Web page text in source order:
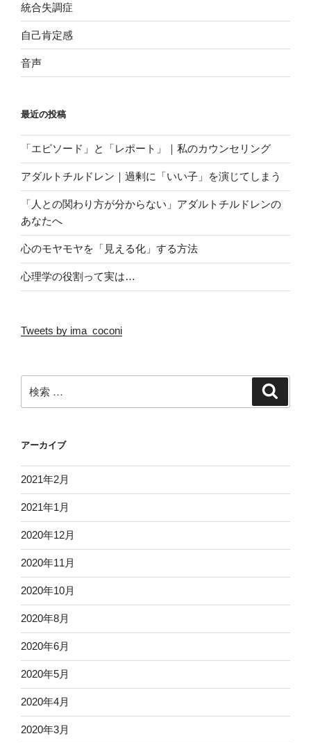
統合失調症
自己肯定感
音声
最近の投稿
「エピソード」と「レポート」｜私のカウンセリング
アダルトチルドレン｜過剰に「いい子」を演じてしまう
「人との関わり方が分からない」アダルトチルドレンの
あなたへ
心のモヤモヤを「見える化」する方法
心理学の役割って実は…
Tweets by ima_coconi
索:
アーカイブ
2021年2月
2021年1月
2020年12月
2020年11月
2020年10月
2020年8月
2020年6月
2020年5月
2020年4月
2020年3月